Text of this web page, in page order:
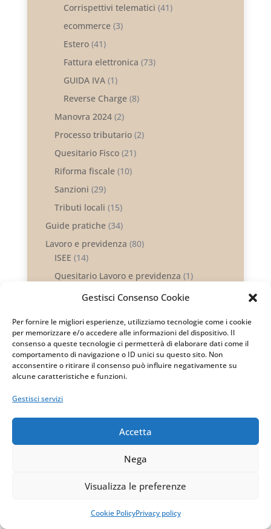
Gestisci Consenso Cookie
Per fornire le migliori esperienze, utilizziamo tecnologie come i cookie
per memorizzare e/o accedere alle informazioni del dispositivo. Il
consenso a queste tecnologie ci permetterà di elaborare dati come il
comportamento di navigazione o ID unici su questo sito. Non
acconsentire o ritirare il consenso può influire negativamente su
alcune caratteristiche e funzioni.
Gestisci servizi
Accetta
Nega
Visualizza le preferenze
Cookie PolicyPrivacy policy
Corrispettivi telematici (41)
ecommerce(3)
Estero(41)
Fattura elettronica (73)
GUIDA IVA(1)
Reverse Charge(8)
Manovra 2024(2)
Processo tributario(2)
Quesitario Fisco(21)
Riforma fiscale(10)
Sanzioni (29)
Tributi locali (15)
Guide pratiche(34)
Lavoro e previdenza (80)
ISEE (14)
Quesitario Lavoro e previdenza (1)
(41)
Quesitario(137)
Società e imprese(499)
ATECO 2025(15)
Attività economiche
Imprese
Polizze catastrofali(20)
Professionisti(112)
Quesitario Società e imprese
Rapporto banca impresa(11)
Controllo legale(17)